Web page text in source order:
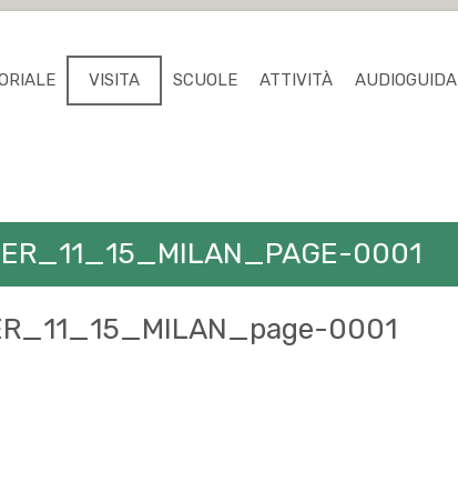
VISITA SCUOLE ATTIVITÀ AUDIOGUIDA
0001
0001